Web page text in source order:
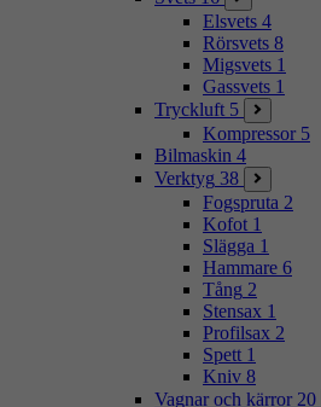
Elsvets 4
Rörsvets 8
Migsvets 1
Gassvets 1
Tryckluft 5
Kompressor 5
Bilmaskin 4
Verktyg 38
Fogspruta 2
Kofot 1
Slägga 1
Hammare 6
Tång 2
Stensax 1
Profilsax 2
Spett 1
Kniv 8
Vagnar och kärror 20